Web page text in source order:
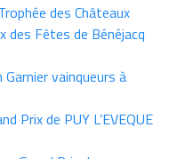
des Châteaux
des Fêtes de Bénéjacq
vainqueurs à
Prix de PUY L’EVEQUE